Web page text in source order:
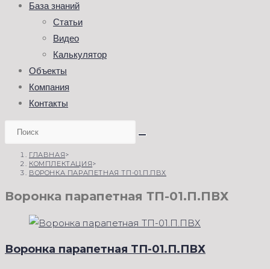
База знаний
Статьи
Видео
Калькулятор
Объекты
Компания
Контакты
ГЛАВНАЯ>
КОМПЛЕКТАЦИЯ>
ВОРОНКА ПАРАПЕТНАЯ ТП-01.П.ПВХ
Воронка парапетная ТП-01.П.ПВХ
Воронка парапетная ТП-01.П.ПВХ